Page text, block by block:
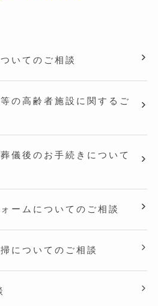
いてのご相談
の高齢者施設に関するご
儀後のお手続きについて
ームについてのご相談
についてのご相談